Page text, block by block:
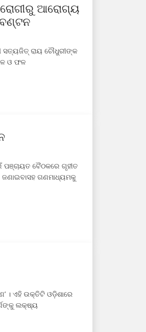
ଆରୋଗ୍ୟ
ସତ୍ୟଜିତ୍ ରାୟ ଚୌଧୁରୀଙ୍କ
ଓ ଫଳ
ପଞ୍ଚାୟତ ବୈଠକରେ ଗୃହୀତ
ଜଣାଇବାସହ ଗଣମାଧ୍ୟମକୁ
। ଏହି ଉକ୍ତିଟି ଓଡ଼ିଶାରେ
ଲକ୍ଷ୍ୟ